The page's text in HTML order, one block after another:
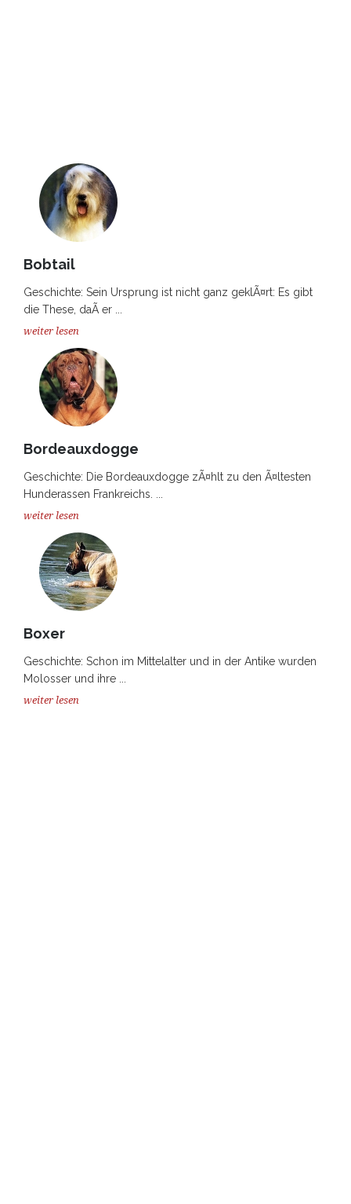
Bobtail
Geschichte: Sein Ursprung ist nicht ganz geklÃ¤rt: Es gibt
die These, daÃ er ...
weiter lesen
Bordeauxdogge
Geschichte: Die Bordeauxdogge zÃ¤hlt zu den Ã¤ltesten
Hunderassen Frankreichs. ...
weiter lesen
Boxer
Geschichte: Schon im Mittelalter und in der Antike wurden
Molosser und ihre ...
weiter lesen